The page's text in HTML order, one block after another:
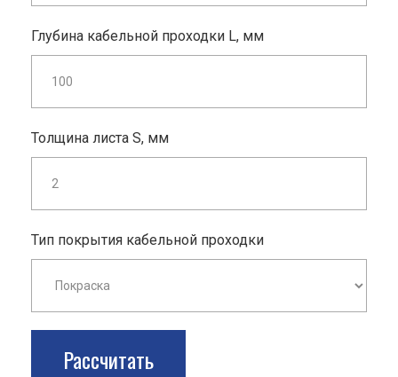
Глубина кабельной проходки L, мм
Толщина листа S, мм
Тип покрытия кабельной проходки
Рассчитать